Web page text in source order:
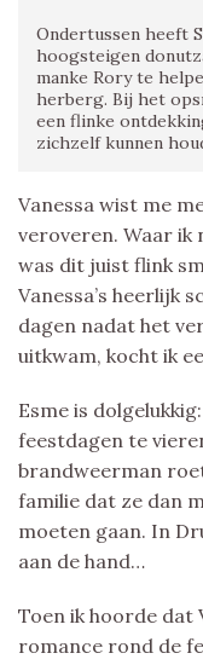
Ondertussen heeft
hoogsteigen
manke Rory te
herberg. Bij het
een flinke
zichzelf kunnen
Vanessa wist me
veroveren. Waar ik
was dit juist flink
Vanessa’s heerlijk
dagen nadat het
uitkwam, kocht ik
Esme is
feestdagen te
brandweerman
familie dat ze dan
moeten gaan. In
aan de hand…
Toen ik hoorde dat
romance rond de